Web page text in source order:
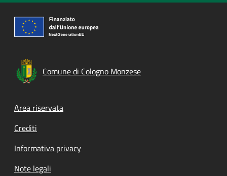
Comune di Cologno Monzese
Footer menu
Area riservata
Crediti
Informativa privacy
Note legali